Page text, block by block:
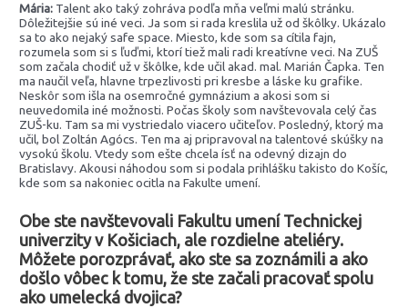
Mária: Talent ako taký zohráva podľa mňa veľmi malú stránku.
Dôležitejšie sú iné veci. Ja som si rada kreslila už od škôlky. Ukázalo
sa to ako nejaký safe space. Miesto, kde som sa cítila fajn,
rozumela som si s ľuďmi, ktorí tiež mali radi kreatívne veci. Na ZUŠ
som začala chodiť už v škôlke, kde učil akad. mal. Marián Čapka. Ten
ma naučil veľa, hlavne trpezlivosti pri kresbe a láske ku grafike.
Neskôr som išla na osemročné gymnázium a akosi som si
neuvedomila iné možnosti. Počas školy som navštevovala celý čas
ZUŠ-ku. Tam sa mi vystriedalo viacero učiteľov. Posledný, ktorý ma
učil, bol Zoltán Agócs. Ten ma aj pripravoval na talentové skúšky na
vysokú školu. Vtedy som ešte chcela ísť na odevný dizajn do
Bratislavy. Akousi náhodou som si podala prihlášku takisto do Košíc,
kde som sa nakoniec ocitla na Fakulte umení.
Obe ste navštevovali Fakultu umení Technickej
univerzity v Košiciach, ale rozdielne ateliéry.
Môžete porozprávať, ako ste sa zoznámili a ako
došlo vôbec k tomu, že ste začali pracovať spolu
ako umelecká dvojica?